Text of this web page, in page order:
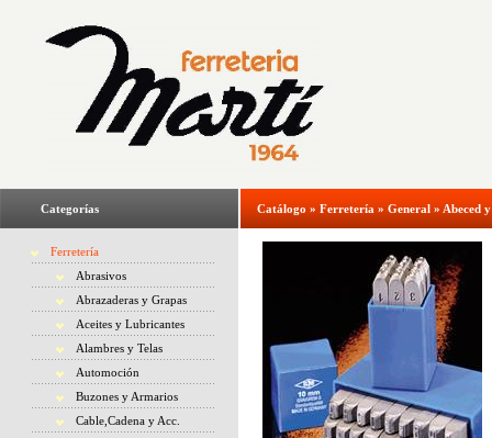
Categorías
Ferretería
Abrasivos
Abrazaderas y Grapas
Aceites y Lubricantes
Alambres y Telas
Automoción
Buzones y Armarios
Cable,Cadena y Acc.
Catálogo » Ferretería » General » Abeced